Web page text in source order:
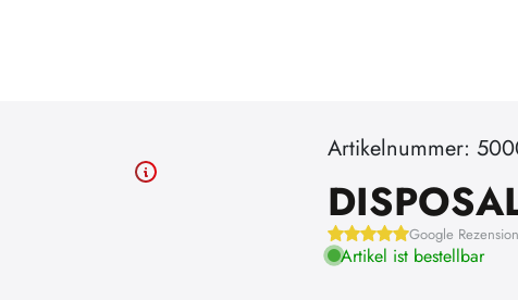
Artikelnummer:
Google
Artikel ist bestellbar